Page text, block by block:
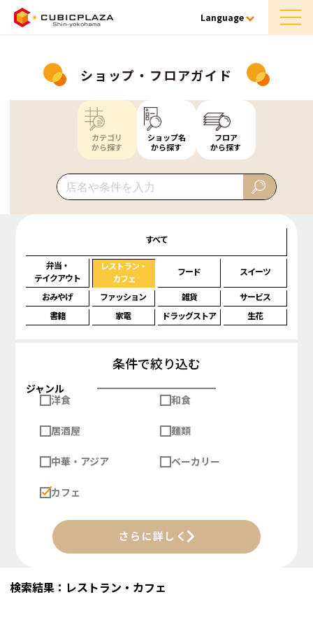
Language
ショップ・フロアガイド
カテゴリ
から探す
ショップ名
から探す
フロア
から探す
すべて
弁当・
テイクアウト
レストラン・
カフェ
フード スイーツ
おみやげ ファッション 雑貨
サービス
書籍
家電 ドラッグストア 生花
条件で絞り込む
ジャンル
洋食
和食
居酒屋 麺類
中華・アジア ベーカリー
カフェ
さらに詳しく
検索結果：レストラン・カフェ